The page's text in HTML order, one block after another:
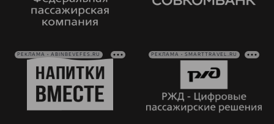
РЕКЛАМА • ABINBEVEFES.RU РЕКЛАМА • SMARTTRAVEL.RU